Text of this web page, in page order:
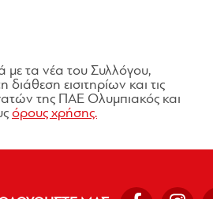
με τα νέα του Συλλόγου,
εισιτηρίων και τις
της ΠΑΕ Ολυμπιακός και
όρους χρήσης.